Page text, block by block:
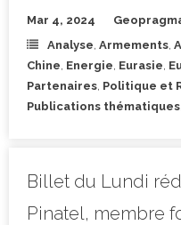
Mar 4, 2024
Analyse Armements
Chine Energie Eurasie
Partenaires Politique et
Publications thématiques
Billet du Lundi
Pinatel, membre